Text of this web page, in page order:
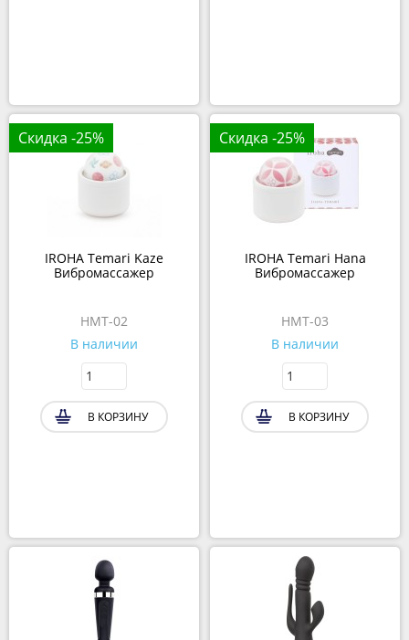
Скидка -25%
IROHA Temari Kaze
Вибромассажер
HMT-02
В наличии
В КОРЗИНУ
Скидка -25%
IROHA Temari Hana
Вибромассажер
HMT-03
В наличии
В КОРЗИНУ